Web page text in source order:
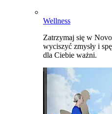
Wellness
Zatrzymaj się w
wyciszyć zmysły i
dla Ciebie ważni.